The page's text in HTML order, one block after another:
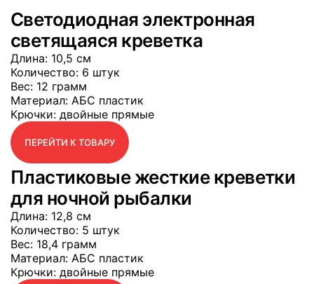
Светодиодная электронная
светящаяся креветка
Длина: 10,5 см
Количество: 6 штук
Вес: 12 грамм
Материал: АБС пластик
Крючки: двойные прямые
ПЕРЕЙТИ К ТОВАРУ
Пластиковые жесткие креветки
для ночной рыбалки
Длина: 12,8 см
Количество: 5 штук
Вес: 18,4 грамм
Материал: АБС пластик
Крючки: двойные прямые